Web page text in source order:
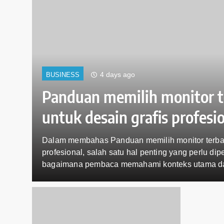
BUSINESS 4 days ago
Panduan memilih monitor
untuk desain grafis
Dalam membahas Panduan memilih monitor
profesional, salah satu hal penting yang perlu
bagaimana pembaca memahami konteks utama
gambaran yang lebih jelas sebelum mengambil